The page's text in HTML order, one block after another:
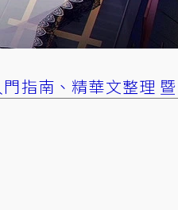
門指南、精華文整理